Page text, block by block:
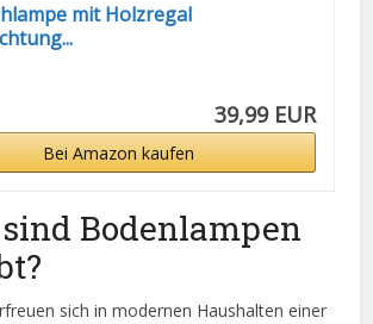
mit Holzregal
39,99 EUR
Bei Amazon kaufen
Bodenlampen
sich in modernen Haushalten einer